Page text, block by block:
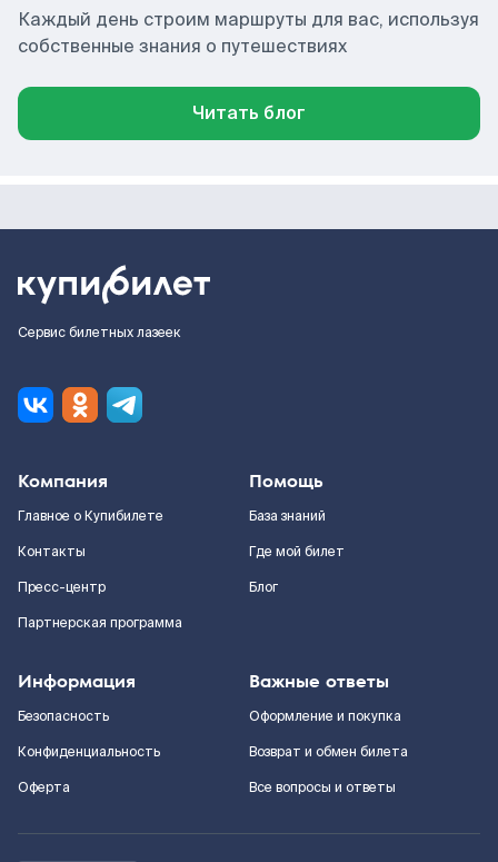
Каждый день строим маршруты для вас, используя
собственные знания о путешествиях
Читать блог
Сервис билетных лазеек
Компания
Главное о Купибилете
Контакты
Пресс-центр
Партнерская программа
Помощь
База знаний
Где мой билет
Блог
Информация
Безопасность
Конфиденциальность
Оферта
Важные ответы
Оформление и покупка
Возврат и обмен билета
Все вопросы и ответы